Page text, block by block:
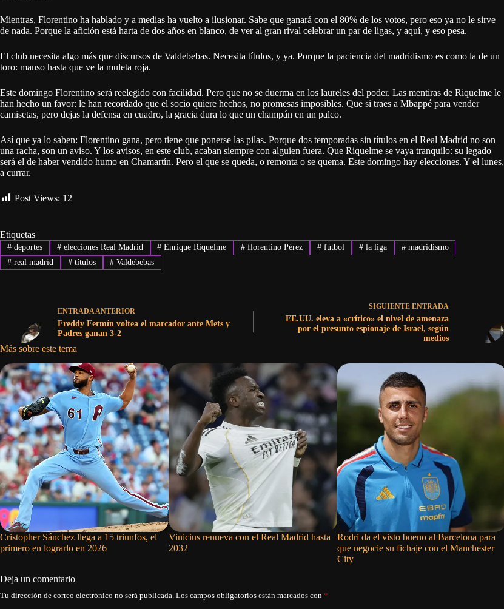
Mientras, Florentino ha hablado y a medias ha vuelto a ilusionar. Sabe que ganará con el 80% de los votos, pero eso ya no le sirve
de nada. Porque la afición está harta de dos años en blanco, de ver al gran rival celebrar un par de ligas, y aquí, y eso pesa.
El club necesita algo más que discursos de Valdebebas. Necesita títulos, y ya. Porque la paciencia del madridismo es como la de un
toro: manso hasta que ve la muleta roja.
Este domingo Florentino será reelegido con facilidad. Pero que no se duerma en los laureles del poder. Las mentiras de Riquelme le
han hecho un favor: le han recordado que el socio quiere hechos, no promesas imposibles. Que si traes a Mbappé para vender
camisetas, pero dejas la defensa en cuadro, la gracia dura lo que un champán en un palco.
Así que ya lo saben: Florentino gana, pero tiene que ponerse las pilas. Porque dos temporadas sin títulos en el Real Madrid no son
una racha, son un aviso. Y los avisos, en este club, acaban siempre con alguien fuera. Que Riquelme se vaya tranquilo: su legado
será el de haber vendido humo en Chamartín. Pero el que se queda, o remonta o se quema. Este domingo hay elecciones. Y el lunes,
a currar.
Post Views: 12
Etiquetas
#deportes #elecciones Real Madrid # Enrique Riquelme # florentino Pérez # fútbol #la liga #madridismo
#real madrid #títulos # Valdebebas
ENTRADAANTERIOR
Freddy Fermín voltea el marcador ante Mets y
Padres ganan 3-2
SIGUIENTE ENTRADA
EE.UU. eleva a «crítico» el nivel de amenaza
por el presunto espionaje de Israel, según
medios
Más sobre este tema
Cristopher Sánchez llega a 15 triunfos, el
primero en lograrlo en 2026
Vinicius renueva con el Real Madrid hasta
2032
Rodri da el visto bueno al Barcelona para
que negocie su fichaje con el Manchester
City
Deja un comentario
Tu dirección de correo electrónico no será publicada. Los campos obligatorios están marcados con *